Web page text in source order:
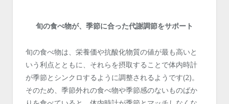
旬の食べ物が、季節に合った代謝調節をサポート
旬の食べ物は、栄養価や抗酸化物質の値が最も高いと
いう利点とともに、それらを摂取することで体内時計
が季節とシンクロするように調整されるようです(2)。
そのため、季節外れの食べ物や季節感のないものばか